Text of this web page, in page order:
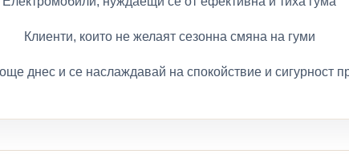
Клиенти, които не желаят сезонна смяна на гуми
днес и се наслаждавай на спокойствие и сигурност